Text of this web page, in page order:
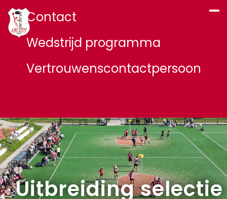
Contact
Wedstrijd programma
Vertrouwenscontactpersoon
Uitbreiding selectie